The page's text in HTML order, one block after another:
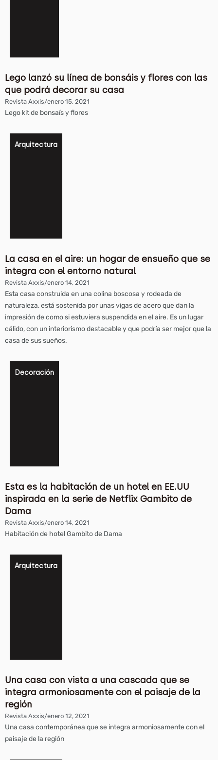
Lego lanzó su línea de bonsáis y flores con las
que podrá decorar su casa
Revista Axxis/enero 15, 2021
Lego kit de bonsaís y flores
Arquitectura
La casa en el aire: un hogar de ensueño que se
integra con el entorno natural
Revista Axxis/enero 14, 2021
Esta casa construida en una colina boscosa y rodeada de
naturaleza, está sostenida por unas vigas de acero que dan la
impresión de como si estuviera suspendida en el aire. Es un lugar
cálido, con un interiorismo destacable y que podría ser mejor que la
casa de sus sueños.
Decoración
Esta es la habitación de un hotel en EE.UU
inspirada en la serie de Netflix Gambito de
Dama
Revista Axxis/enero 14, 2021
Habitación de hotel Gambito de Dama
Arquitectura
Una casa con vista a una cascada que se
integra armoniosamente con el paisaje de la
región
Revista Axxis/enero 12, 2021
Una casa contemporánea que se integra armoniosamente con el
paisaje de la región